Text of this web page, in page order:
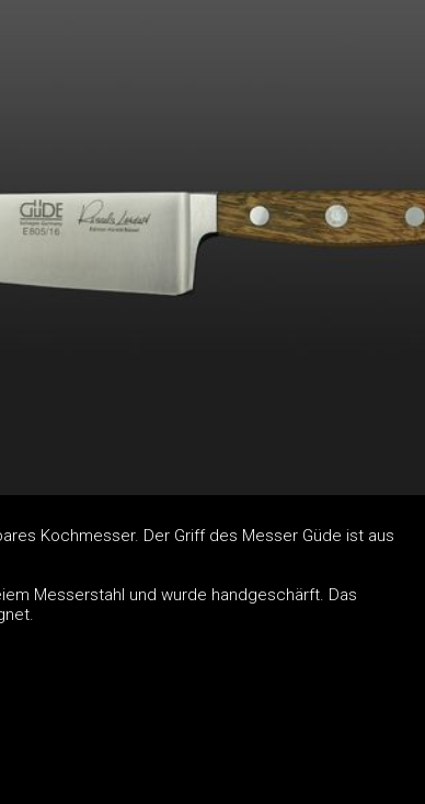
Kochmesser. Der Griff des Messer Güde ist aus
Messerstahl und wurde handgeschärft. Das